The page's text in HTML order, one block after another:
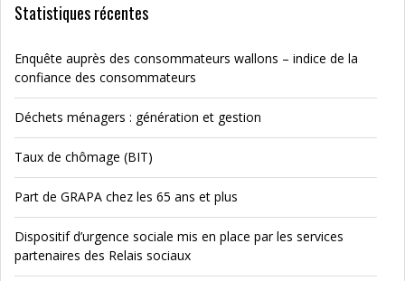
Statistiques récentes
Enquête auprès des consommateurs wallons – indice de la
confiance des consommateurs
Déchets ménagers : génération et gestion
Taux de chômage (BIT)
Part de GRAPA chez les 65 ans et plus
Dispositif d’urgence sociale mis en place par les services
partenaires des Relais sociaux